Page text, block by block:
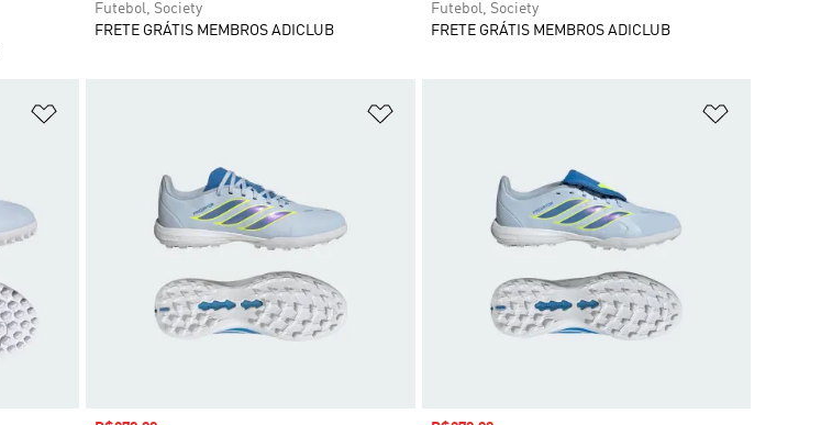
Futebol, Society
FRETE GRÁTIS MEMBROS ADICLUB
Futebol, Society
FRETE GRÁTIS MEMBROS ADICLUB